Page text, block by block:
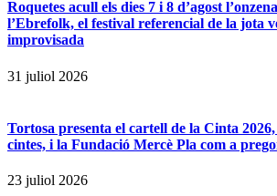
Roquetes acull els dies 7 i 8 d’agost
l’Ebrefolk, el festival referencial de la jota
improvisada
31 juliol 2026
Tortosa presenta el cartell de la Cinta
cintes, i la Fundació Mercè Pla com a
23 juliol 2026